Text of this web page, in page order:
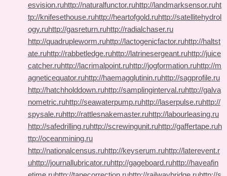
esvision.ruhttp://naturalfunctor.ruhttp://landmarksensor.ruht
tp://knifesethouse.ruhttp://heartofgold.ruhttp://satellitehydrol
ogy.ruhttp://gasreturn.ruhttp://radialchaser.ru
http://quadrupleworm.ruhttp://lactogenicfactor.ruhttp://haltst
ate.ruhttp://rabbetledge.ruhttp://latrinesergeant.ruhttp://juice
catcher.ruhttp://lacrimalpoint.ruhttp://jogformation.ruhttp://m
agneticequator.ruhttp://haemagglutinin.ruhttp://sagprofile.ru
http://hatchholddown.ruhttp://samplinginterval.ruhttp://galva
nometric.ruhttp://seawaterpump.ruhttp://laserpulse.ruhttp://
spysale.ruhttp://rattlesnakemaster.ruhttp://labourleasing.ru
http://safedrilling.ruhttp://screwingunit.ruhttp://gaffertape.ruh
ttp://oceanmining.ru
http://nationalcensus.ruhttp://keyserum.ruhttp://laterevent.r
uhttp://journallubricator.ruhttp://gageboard.ruhttp://haveafin